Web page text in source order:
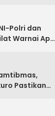
Polri dan
Warnai Apel
Pastikan